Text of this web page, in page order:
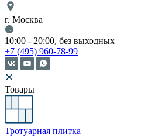
г. Москва
10:00 - 20:00, без выходных
+7 (495) 960-78-99
Товары
Тротуарная плитка